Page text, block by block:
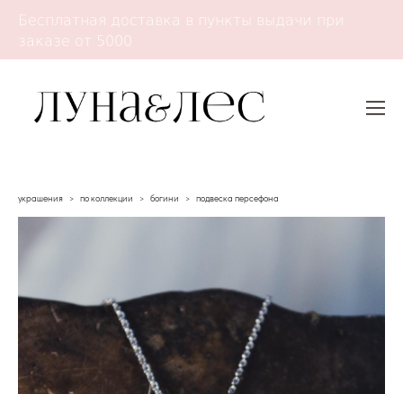
Бесплатная доставка в пункты выдачи при
заказе от 5000
украшения > по коллекции > богини > подвеска персефона